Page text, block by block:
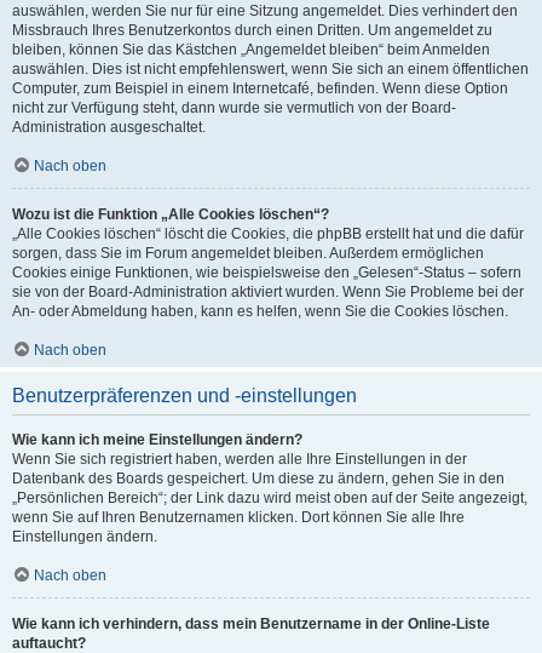
auswählen, werden Sie nur für eine Sitzung angemeldet. Dies verhindert den
Missbrauch Ihres Benutzerkontos durch einen Dritten. Um angemeldet zu
bleiben, können Sie das Kästchen „Angemeldet bleiben“ beim Anmelden
auswählen. Dies ist nicht empfehlenswert, wenn Sie sich an einem öffentlichen
Computer, zum Beispiel in einem Internetcafé, befinden. Wenn diese Option
nicht zur Verfügung steht, dann wurde sie vermutlich von der Board-
Administration ausgeschaltet.
Nach oben
Wozu ist die Funktion „Alle Cookies löschen“?
„Alle Cookies löschen“ löscht die Cookies, die phpBB erstellt hat und die dafür
sorgen, dass Sie im Forum angemeldet bleiben. Außerdem ermöglichen
Cookies einige Funktionen, wie beispielsweise den „Gelesen“-Status – sofern
sie von der Board-Administration aktiviert wurden. Wenn Sie Probleme bei der
An- oder Abmeldung haben, kann es helfen, wenn Sie die Cookies löschen.
Nach oben
Benutzerpräferenzen und -einstellungen
Wie kann ich meine Einstellungen ändern?
Wenn Sie sich registriert haben, werden alle Ihre Einstellungen in der
Datenbank des Boards gespeichert. Um diese zu ändern, gehen Sie in den
„Persönlichen Bereich“; der Link dazu wird meist oben auf der Seite angezeigt,
wenn Sie auf Ihren Benutzernamen klicken. Dort können Sie alle Ihre
Einstellungen ändern.
Nach oben
Wie kann ich verhindern, dass mein Benutzername in der Online-Liste
auftaucht?